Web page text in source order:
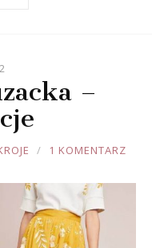
–
1 KOMENTARZ